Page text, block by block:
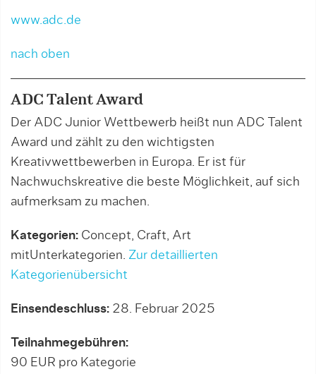
www.adc.de
nach oben
ADC Talent Award
Der ADC Junior Wettbewerb heißt nun ADC Talent
Award und zählt zu den wichtigsten
Kreativwettbewerben in Europa. Er ist für
Nachwuchskreative die beste Möglichkeit, auf sich
aufmerksam zu machen.
Kategorien: Concept, Craft, Art
mitUnterkategorien. Zur detaillierten
Kategorienübersicht
Einsendeschluss: 28. Februar 2025
Teilnahmegebühren:
90 EUR pro Kategorie